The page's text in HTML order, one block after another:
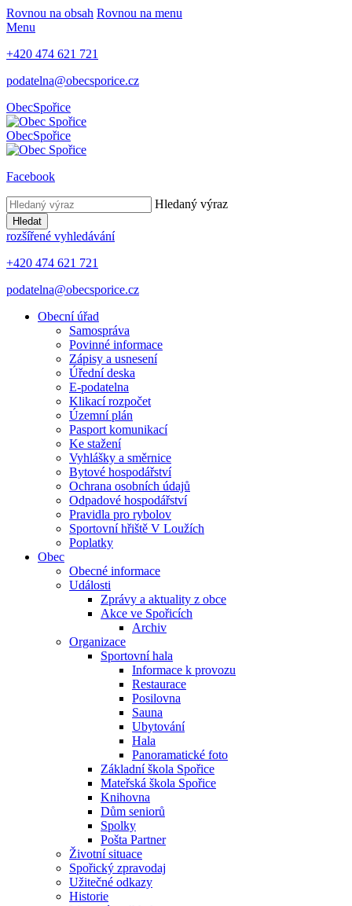
Rovnou na obsah Rovnou na menu
Menu
+420 474 621 721
podatelna@obecsporice.cz
ObecSpořice
ObecSpořice
Facebook
Hledaný výraz
Hledat
rozšířené vyhledávání
+420 474 621 721
podatelna@obecsporice.cz
Obecní úřad
Samospráva
Povinné informace
Zápisy a usnesení
Úřední deska
E-podatelna
Klikací rozpočet
Územní plán
Pasport komunikací
Ke stažení
Vyhlášky a směrnice
Bytové hospodářství
Ochrana osobních údajů
Odpadové hospodářství
Pravidla pro rybolov
Sportovní hřiště V Loužích
Poplatky
Obec
Obecné informace
Události
Zprávy a aktuality z obce
Akce ve Spořicích
Archiv
Organizace
Sportovní hala
Informace k provozu
Restaurace
Posilovna
Sauna
Ubytování
Hala
Panoramatické foto
Základní škola Spořice
Mateřská škola Spořice
Knihovna
Dům seniorů
Spolky
Pošta Partner
Životní situace
Spořický zpravodaj
Užitečné odkazy
Historie